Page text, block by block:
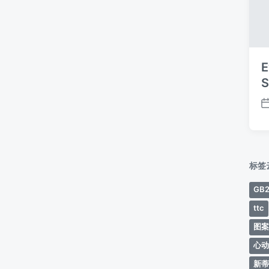
发
标签
ttc
图
心
新